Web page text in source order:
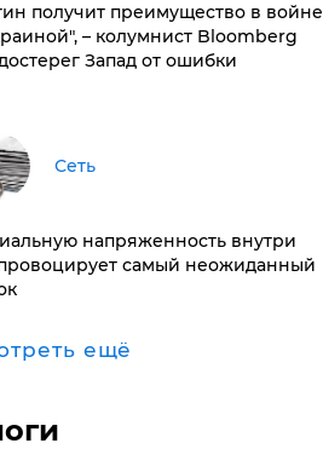
получит преимущество в войне
– колумнист Bloomberg
Запад от ошибки
Сеть
напряженность внутри
самый неожиданный
ещё